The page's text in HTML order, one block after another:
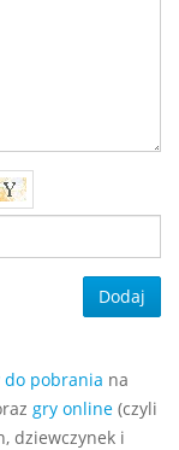
Dodaj
do pobrania na
gry online (czyli
dziewczynek i